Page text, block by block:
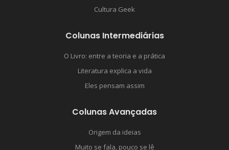
Cultura Geek
Colunas Intermediárias
O Livro: entre a teoria e a prática
Literatura explica a vida
Eles pensam assim
Colunas Avançadas
Origem da ideias
Muito se fala, pouco se lê